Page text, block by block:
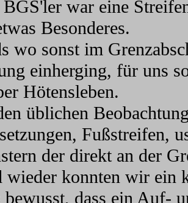
war eine
Besonderes.
wo sonst im
einherging, für uns
Hötensleben.
üblichen
Fußstreifen,
der direkt an der
wieder konnten wir ein
dass ein Auf-